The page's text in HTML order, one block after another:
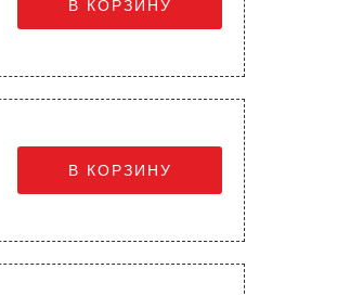
В КОРЗИНУ
В КОРЗИНУ